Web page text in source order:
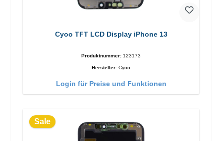
Cyoo TFT LCD Display iPhone 13
Produktnummer: 123173
Hersteller: Cyoo
Login für Preise und Funktionen
Sale